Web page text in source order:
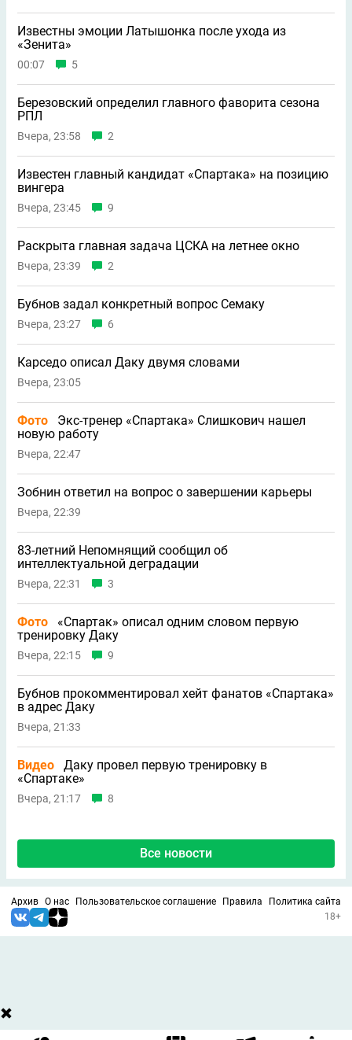
Известны эмоции Латышонка после ухода из
«Зенита»
00:07 5
Березовский определил главного фаворита сезона
РПЛ
Вчера, 23:58 2
Известен главный кандидат «Спартака» на позицию
вингера
Вчера, 23:45 9
Раскрыта главная задача ЦСКА на летнее окно
Вчера, 23:39 2
Бубнов задал конкретный вопрос Семаку
Вчера, 23:27 6
Карседо описал Даку двумя словами
Вчера, 23:05
Фото
Экс-тренер «Спартака» Слишкович нашел
новую работу
Вчера, 22:47
Зобнин ответил на вопрос о завершении карьеры
Вчера, 22:39
83-летний Непомнящий сообщил об
интеллектуальной деградации
Вчера, 22:31 3
Фото
«Спартак» описал одним словом первую
тренировку Даку
Вчера, 22:15 9
Бубнов прокомментировал хейт фанатов «Спартака»
в адрес Даку
Вчера, 21:33
Видео
Даку провел первую тренировку в
«Спартаке»
Вчера, 21:17 8
Все новости
Архив О нас Пользовательское соглашение Правила
Политика сайта
18+